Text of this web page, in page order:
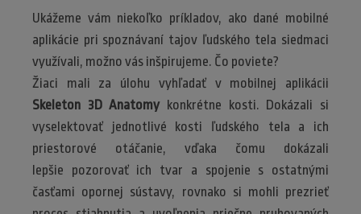
Ukážeme vám niekoľko príkladov, ako dané mobilné
aplikácie pri spoznávaní tajov ľudského tela siedmaci
využívali, možno vás inšpirujeme. Čo poviete?
Žiaci mali za úlohu vyhľadať v mobilnej aplikácii
Skeleton 3D Anatomykonkrétne kosti. Dokázali si
vyselektovať jednotlivé kosti ľudského tela a ich
priestorové otáčanie, vďaka čomu dokázali
lepšie pozorovať ich tvar a spojenie s ostatnými
časťami opornej sústavy, rovnako si mohli prezrieť